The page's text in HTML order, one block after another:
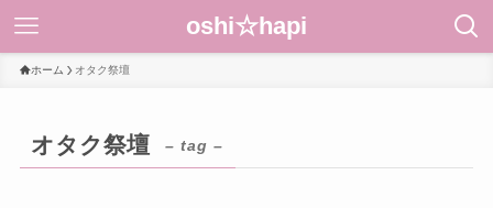
oshi☆hapi
ホーム オタク祭壇
オタク祭壇 – tag –